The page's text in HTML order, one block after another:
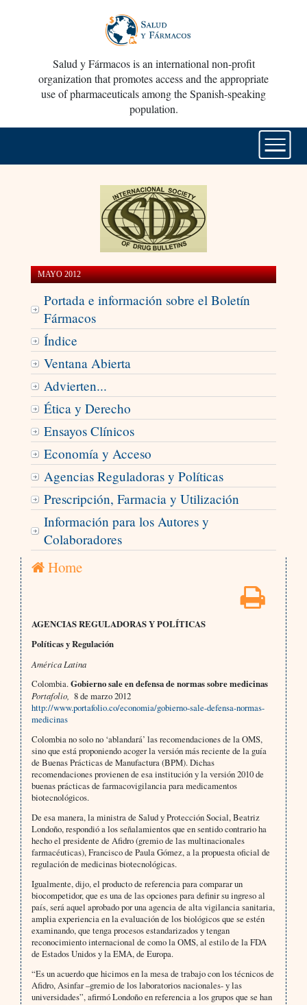
Salud y Fármacos is an international non-profit
organization that promotes access and the appropriate
use of pharmaceuticals among the Spanish-speaking
population.
MAYO 2012
Portada e información sobre el Boletín
Fármacos
Índice
Ventana Abierta
Advierten...
Ética y Derecho
Ensayos Clínicos
Economía y Acceso
Agencias Reguladoras y Políticas
Prescripción, Farmacia y Utilización
Información para los Autores y
Colaboradores
Home
AGENCIAS REGULADORAS Y POLÍTICAS
Políticas y Regulación
América Latina
Colombia.Gobierno sale en defensa de normas sobre medicinas
Portafolio, 8 de marzo 2012
http://www.portafolio.co/economia/gobierno-sale-defensa-normas-
medicinas
Colombia no solo no ‘ablandará’ las recomendaciones de la OMS,
sino que está proponiendo acoger la versión más reciente de la guía
de Buenas Prácticas de Manufactura (BPM). Dichas
recomendaciones provienen de esa institución y la versión 2010 de
buenas prácticas de farmacovigilancia para medicamentos
biotecnológicos.
De esa manera, la ministra de Salud y Protección Social, Beatriz
Londoño, respondió a los señalamientos que en sentido contrario ha
hecho el presidente de Afidro (gremio de las multinacionales
farmacéuticas), Francisco de Paula Gómez, a la propuesta oficial de
regulación de medicinas biotecnológicas.
Igualmente, dijo, el producto de referencia para comparar un
biocompetidor, que es una de las opciones para definir su ingreso al
país, será aquel aprobado por una agencia de alta vigilancia sanitaria,
amplia experiencia en la evaluación de los biológicos que se estén
examinando, que tenga procesos estandarizados y tengan
reconocimiento internacional de como la OMS, al estilo de la FDA
de Estados Unidos y la EMA, de Europa.
“Es un acuerdo que hicimos en la mesa de trabajo con los técnicos de
Afidro, Asinfar –gremio de los laboratorios nacionales- y las
universidades”, afirmó Londoño en referencia a los grupos que se han